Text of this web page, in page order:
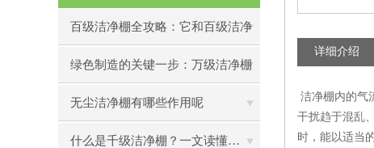
百级洁净棚全攻略：它和百级洁净
室到底有什么区别？
绿色制造的关键一步：万级洁净棚
助力环保型半导体产业发展
无尘洁净棚有哪些作用呢
什么是千级洁净棚？一文读懂其结构特点与局部净化优势
详细介绍
洁净棚内的气
干扰趋于混乱
时，能以适当